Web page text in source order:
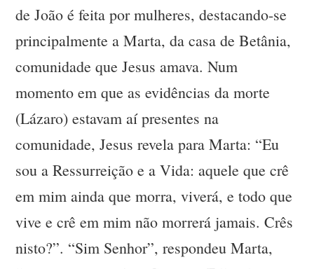
de João é feita por mulheres, destacando-se
principalmente a Marta, da casa de Betânia,
comunidade que Jesus amava. Num
momento em que as evidências da morte
(Lázaro) estavam aí presentes na
comunidade, Jesus revela para Marta: “Eu
sou a Ressurreição e a Vida: aquele que crê
em mim ainda que morra, viverá, e todo que
vive e crê em mim não morrerá jamais. Crês
nisto?”. “Sim Senhor”, respondeu Marta,